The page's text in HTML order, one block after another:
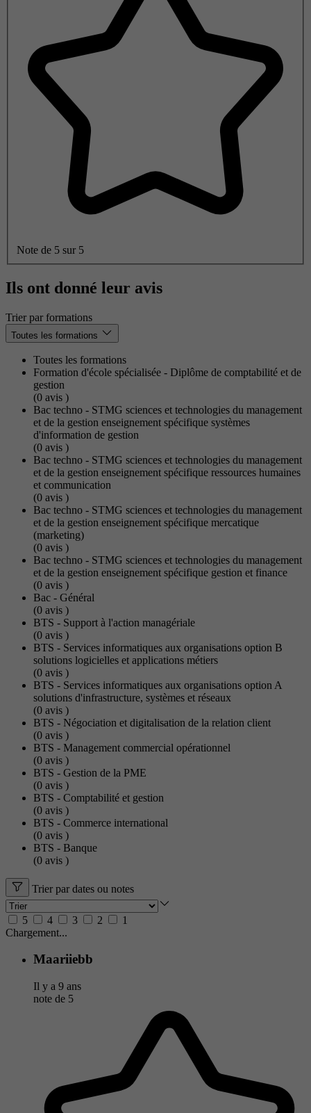
Note de 5 sur 5
Ils ont donné leur avis
Trier par formations
Toutes les formations
Toutes les formations
Formation d'école spécialisée - Diplôme de comptabilité et de
gestion
(0 avis )
Bac techno - STMG sciences et technologies du management
et de la gestion enseignement spécifique systèmes
d'information de gestion
(0 avis )
Bac techno - STMG sciences et technologies du management
et de la gestion enseignement spécifique ressources humaines
et communication
(0 avis )
Bac techno - STMG sciences et technologies du management
et de la gestion enseignement spécifique mercatique
(marketing)
(0 avis )
Bac techno - STMG sciences et technologies du management
et de la gestion enseignement spécifique gestion et finance
(0 avis )
Bac - Général
(0 avis )
BTS - Support à l'action managériale
(0 avis )
BTS - Services informatiques aux organisations option B
solutions logicielles et applications métiers
(0 avis )
BTS - Services informatiques aux organisations option A
solutions d'infrastructure, systèmes et réseaux
(0 avis )
BTS - Négociation et digitalisation de la relation client
(0 avis )
BTS - Management commercial opérationnel
(0 avis )
BTS - Gestion de la PME
(0 avis )
BTS - Comptabilité et gestion
(0 avis )
BTS - Commerce international
(0 avis )
BTS - Banque
(0 avis )
Trier par dates ou notes
5 4 3 2
1
Chargement...
Maariiebb
Il y a 9 ans
note de 5